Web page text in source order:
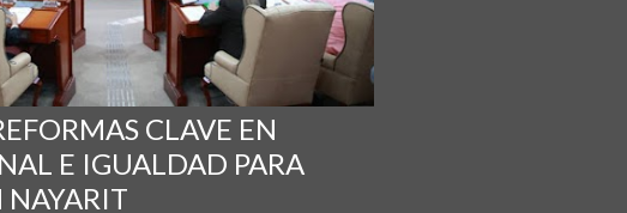
CLAVE EN
E IGUALDAD PARA
NAYARIT